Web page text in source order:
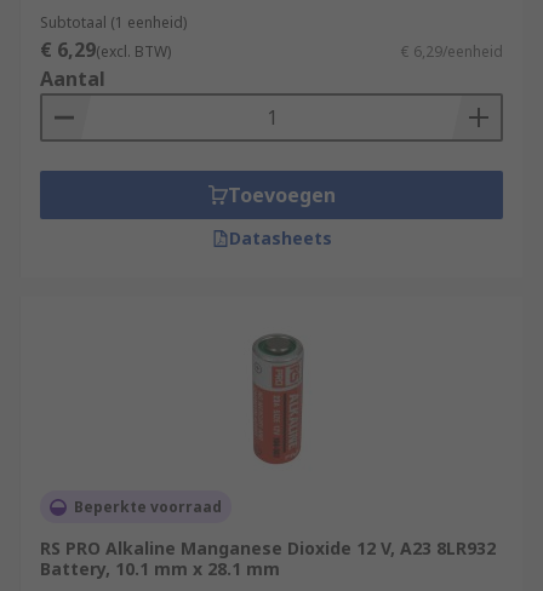
Subtotaal (1 eenheid)
€ 6,29(excl. BTW) € 6,29/eenheid
Aantal
Toevoegen
Datasheets
Beperkte voorraad
RS PRO Alkaline Manganese Dioxide 12 V, A23 8LR932
Battery, 10.1 mm x 28.1 mm